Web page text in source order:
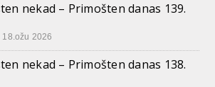
nekad – Primošten danas 139.
18.ožu 2026
nekad – Primošten danas 138.